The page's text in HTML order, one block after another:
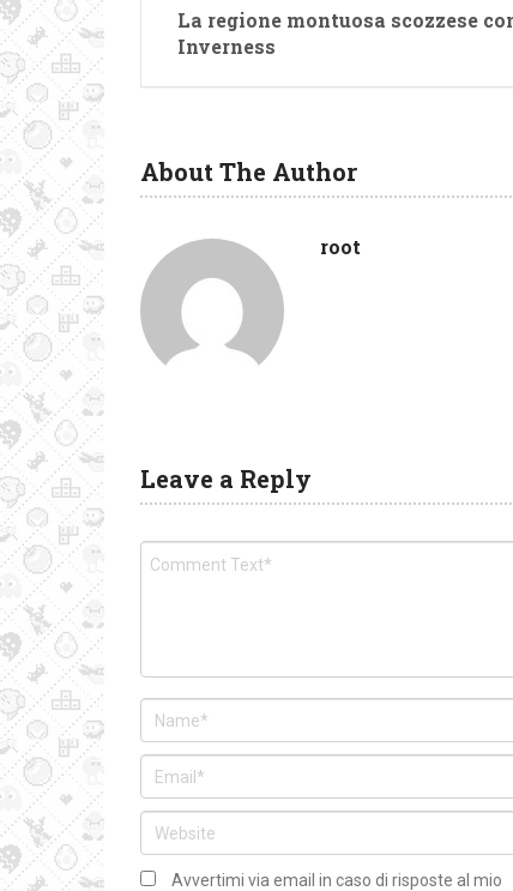
La regione montuosa scozzese
Inverness
About The Author
root
Leave a Reply
Avvertimi via email in caso di risposte al mio